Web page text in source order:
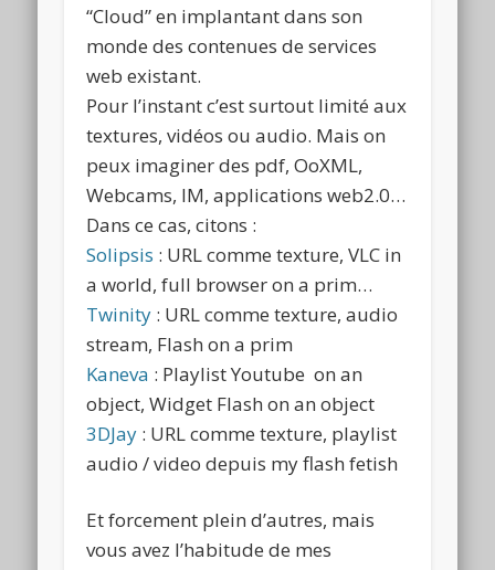
“Cloud” en implantant dans son
monde des contenues de services
web existant.
Pour l’instant c’est surtout limité aux
textures, vidéos ou audio. Mais on
peux imaginer des pdf, OoXML,
Webcams, IM, applications web2.0…
Dans ce cas, citons :
Solipsis : URL comme texture, VLC in
a world, full browser on a prim…
Twinity : URL comme texture, audio
stream, Flash on a prim
Kaneva : Playlist Youtube on an
object, Widget Flash on an object
3DJay : URL comme texture, playlist
audio / video depuis my flash fetish
Et forcement plein d’autres, mais
vous avez l’habitude de mes